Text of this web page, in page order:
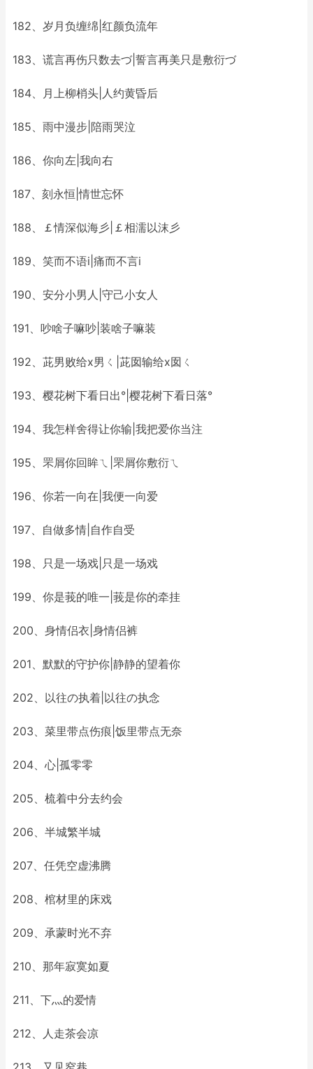
182、岁月负缠绵|红颜负流年
183、谎言再伤只数去づ|誓言再美只是敷衍づ
184、月上柳梢头|人约黄昏后
185、雨中漫步|陪雨哭泣
186、你向左|我向右
187、刻永恒|情世忘怀
188、￡情深似海彡|￡相濡以沫彡
189、笑而不语i|痛而不言i
190、安分小男人|守己小女人
191、吵啥子嘛吵|装啥子嘛装
192、茈男败给x男ㄑ|茈囡输给x囡ㄑ
193、樱花树下看日出°|樱花树下看日落°
194、我怎样舍得让你输|我把爱你当注
195、罘屑你回眸ㄟ|罘屑你敷衍ㄟ
196、你若一向在|我便一向爱
197、自做多情|自作自受
198、只是一场戏|只是一场戏
199、你是莪的唯一|莪是你的牵挂
200、身情侣衣|身情侣裤
201、默默的守护你|静静的望着你
202、以往の执着|以往の执念
203、菜里带点伤痕|饭里带点无奈
204、心|孤零零
205、梳着中分去约会
206、半城繁半城
207、任凭空虚沸腾
208、棺材里的床戏
209、承蒙时光不弃
210、那年寂寞如夏
211、下灬的爱情
212、人走茶会凉